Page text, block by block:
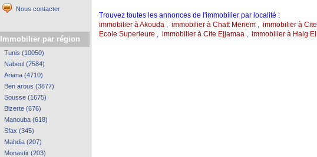
Nous contacter
Immobilier par région
Tunis (10050)
Nabeul (7584)
Ariana (4710)
Ben arous (3677)
Sousse (1675)
Bizerte (676)
Manouba (618)
Sfax (345)
Mahdia (207)
Monastir (203)
Trouvez toutes les annonces de l'immobilier par localité :
immobilier à Akouda, immobilier à Chatt Meriem, immobilier à
Ecole Superieure , immobilier à Cite Ejjamaa, immobilier à Halg El